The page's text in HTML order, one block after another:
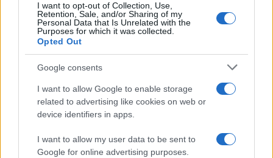
I want to opt-out of Collection, Use,
Retention, Sale, and/or Sharing of my
Personal Data that Is Unrelated with the
Purposes for which it was collected.
Opted Out
Google consents
I want to allow Google to enable storage
related to advertising like cookies on web or
device identifiers in apps.
I want to allow my user data to be sent to
Google for online advertising purposes.
Seguici su Google News